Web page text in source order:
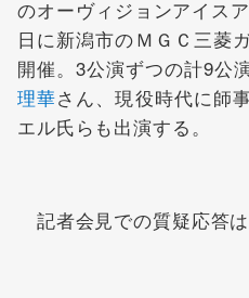
のオーヴィジョンアイス
日に新潟市のＭＧＣ三菱
開催。3公演ずつの計9公
理華さん、現役時代に師
エル氏らも出演する。
記者会見での質疑応答は